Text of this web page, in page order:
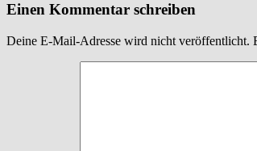
Einen Kommentar schreiben
Deine E-Mail-Adresse wird nicht veröffentlicht.